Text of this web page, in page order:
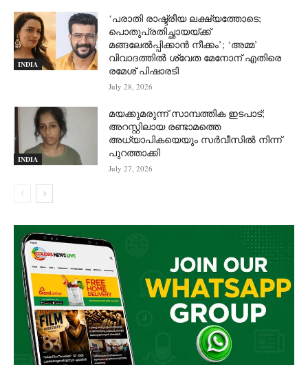
INDIA
‘പരാതി രാഷ്ട്രീയ ലക്ഷ്യത്തോടെ;
പൊതുപ്രതിച്ഛായയ്ക്ക്
മങ്ങലേല്‍പ്പിക്കാന്‍ നീക്കം’; ‘അമ്മ’
വിവാദത്തില്‍ ശ്വേത മേനോന് എതിരെ
രമേശ് പിഷാരടി
July 28, 2026
INDIA
മയക്കുമരുന്ന് സാമ്പത്തിക ഇടപാട്;
അറസ്റ്റിലായ രണ്ടാമത്തെ
അധ്യാപികയെയും സർവീസിൽ നിന്ന്
പുറത്താക്കി
July 27, 2026